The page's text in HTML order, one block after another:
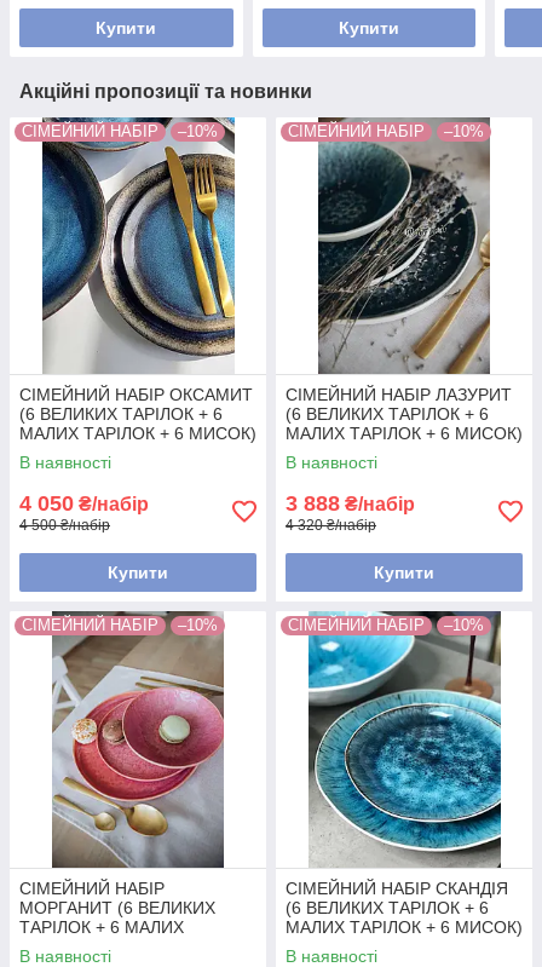
Купити Купити
Акційні пропозиції та новинки
СІМЕЙНИЙ НАБІР –10%
СІМЕЙНИЙ НАБІР ОКСАМИТ
(6 ВЕЛИКИХ ТАРІЛОК + 6
МАЛИХ ТАРІЛОК + 6 МИСОК)
В наявності
4 050 ₴/набір
4 500 ₴/набір
Купити
СІМЕЙНИЙ НАБІР –10%
СІМЕЙНИЙ НАБІР ЛАЗУРИТ
(6 ВЕЛИКИХ ТАРІЛОК + 6
МАЛИХ ТАРІЛОК + 6 МИСОК)
В наявності
3 888 ₴/набір
4 320 ₴/набір
Купити
СІМЕЙНИЙ НАБІР –10%
СІМЕЙНИЙ НАБІР
МОРГАНИТ (6 ВЕЛИКИХ
ТАРІЛОК + 6 МАЛИХ
ТАРІЛОК + 6 МИСОК)
В наявності
СІМЕЙНИЙ НАБІР –10%
СІМЕЙНИЙ НАБІР СКАНДІЯ
(6 ВЕЛИКИХ ТАРІЛОК + 6
МАЛИХ ТАРІЛОК + 6 МИСОК)
В наявності